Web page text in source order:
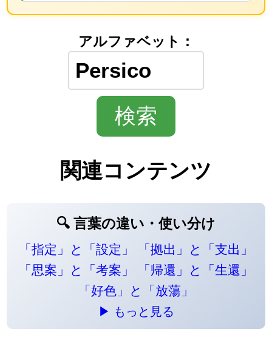
アルファベット：
関連コンテンツ
🔍 言葉の違い・使い分け
「指定」と「設定」
「拠出」と「支出」
「思案」と「考案」
「帰還」と「生還」
「好色」と「放蕩」
▶ もっと見る